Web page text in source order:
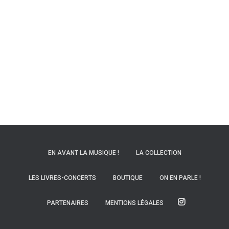
EN AVANT LA MUSIQUE ! LA COLLECTION
LES LIVRES-CONCERTS BOUTIQUE ON EN PARLE !
PARTENAIRES MENTIONS LÉGALES